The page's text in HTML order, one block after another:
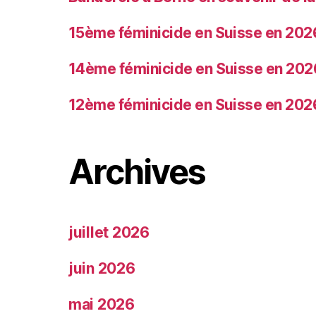
15ème féminicide en Suisse en
14ème féminicide en Suisse en
12ème féminicide en Suisse en
Archives
juillet 2026
juin 2026
mai 2026